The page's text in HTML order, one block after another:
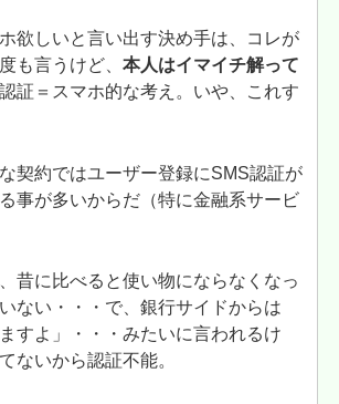
欲しいと言い出す決め手は、コレが
も言うけど、本人はイマイチ解って
証＝スマホ的な考え。いや、これす
契約ではユーザー登録にSMS認証が
事が多いからだ（特に金融系サービ
昔に比べると使い物にならなくなっ
ない・・・で、銀行サイドからは
すよ」・・・みたいに言われるけ
ないから認証不能。